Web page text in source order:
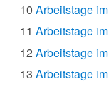
10 Arbeitstage
11 Arbeitstage
12 Arbeitstage
13 Arbeitstage